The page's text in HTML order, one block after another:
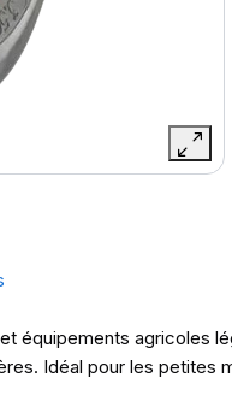
équipements agricoles
Idéal pour les petites